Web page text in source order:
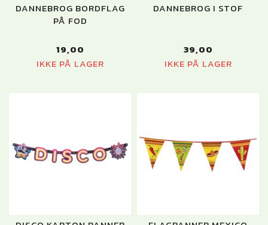
DANNEBROG BORDFLAG
PÅ FOD
19,00
IKKE PÅ LAGER
DANNEBROG I STOF
39,00
IKKE PÅ LAGER